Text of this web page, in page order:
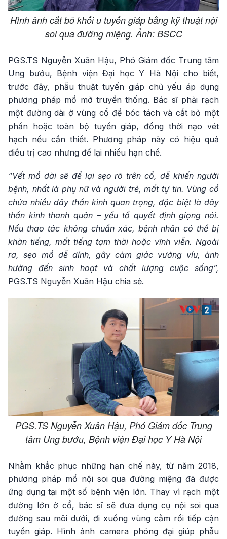
Hình ảnh cắt bỏ khối u tuyến giáp bằng kỹ thuật nội
soi qua đường miệng. Ảnh: BSCC
PGS.TS Nguyễn Xuân Hậu, Phó Giám đốc Trung tâm
Ung bướu, Bệnh viện Đại học Y Hà Nội cho biết,
trước đây, phẫu thuật tuyến giáp chủ yếu áp dụng
phương pháp mổ mở truyền thống. Bác sĩ phải rạch
một đường dài ở vùng cổ để bóc tách và cắt bỏ một
phần hoặc toàn bộ tuyến giáp, đồng thời nạo vét
hạch nếu cần thiết. Phương pháp này có hiệu quả
điều trị cao nhưng để lại nhiều hạn chế.
“Vết mổ dài sẽ để lại sẹo rõ trên cổ, dễ khiến người
bệnh, nhất là phụ nữ và người trẻ, mất tự tin. Vùng cổ
chứa nhiều dây thần kinh quan trọng, đặc biệt là dây
thần kinh thanh quản – yếu tố quyết định giọng nói.
Nếu thao tác không chuẩn xác, bệnh nhân có thể bị
khàn tiếng, mất tiếng tạm thời hoặc vĩnh viễn. Ngoài
ra, sẹo mổ dễ dính, gây cảm giác vướng víu, ảnh
hưởng đến sinh hoạt và chất lượng cuộc sống”,
PGS.TS Nguyễn Xuân Hậu chia sẻ.
PGS.TS Nguyễn Xuân Hậu, Phó Giám đốc Trung
tâm Ung bướu, Bệnh viện Đại học Y Hà Nội
Nhằm khắc phục những hạn chế này, từ năm 2018,
phương pháp mổ nội soi qua đường miệng đã được
ứng dụng tại một số bệnh viện lớn. Thay vì rạch một
đường lớn ở cổ, bác sĩ sẽ đưa dụng cụ nội soi qua
đường sau môi dưới, đi xuống vùng cằm rồi tiếp cận
tuyến giáp. Hình ảnh camera phóng đại giúp phẫu